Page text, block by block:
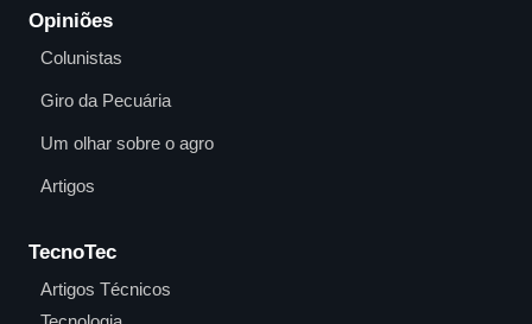
Opiniões
Colunistas
Giro da Pecuária
Um olhar sobre o agro
Artigos
TecnoTec
Artigos Técnicos